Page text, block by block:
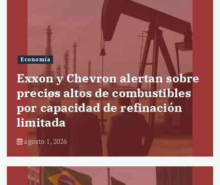
Economía
Exxon y Chevron alertan sobre
precios altos de combustibles
por capacidad de refinación
limitada
agosto 1, 2026